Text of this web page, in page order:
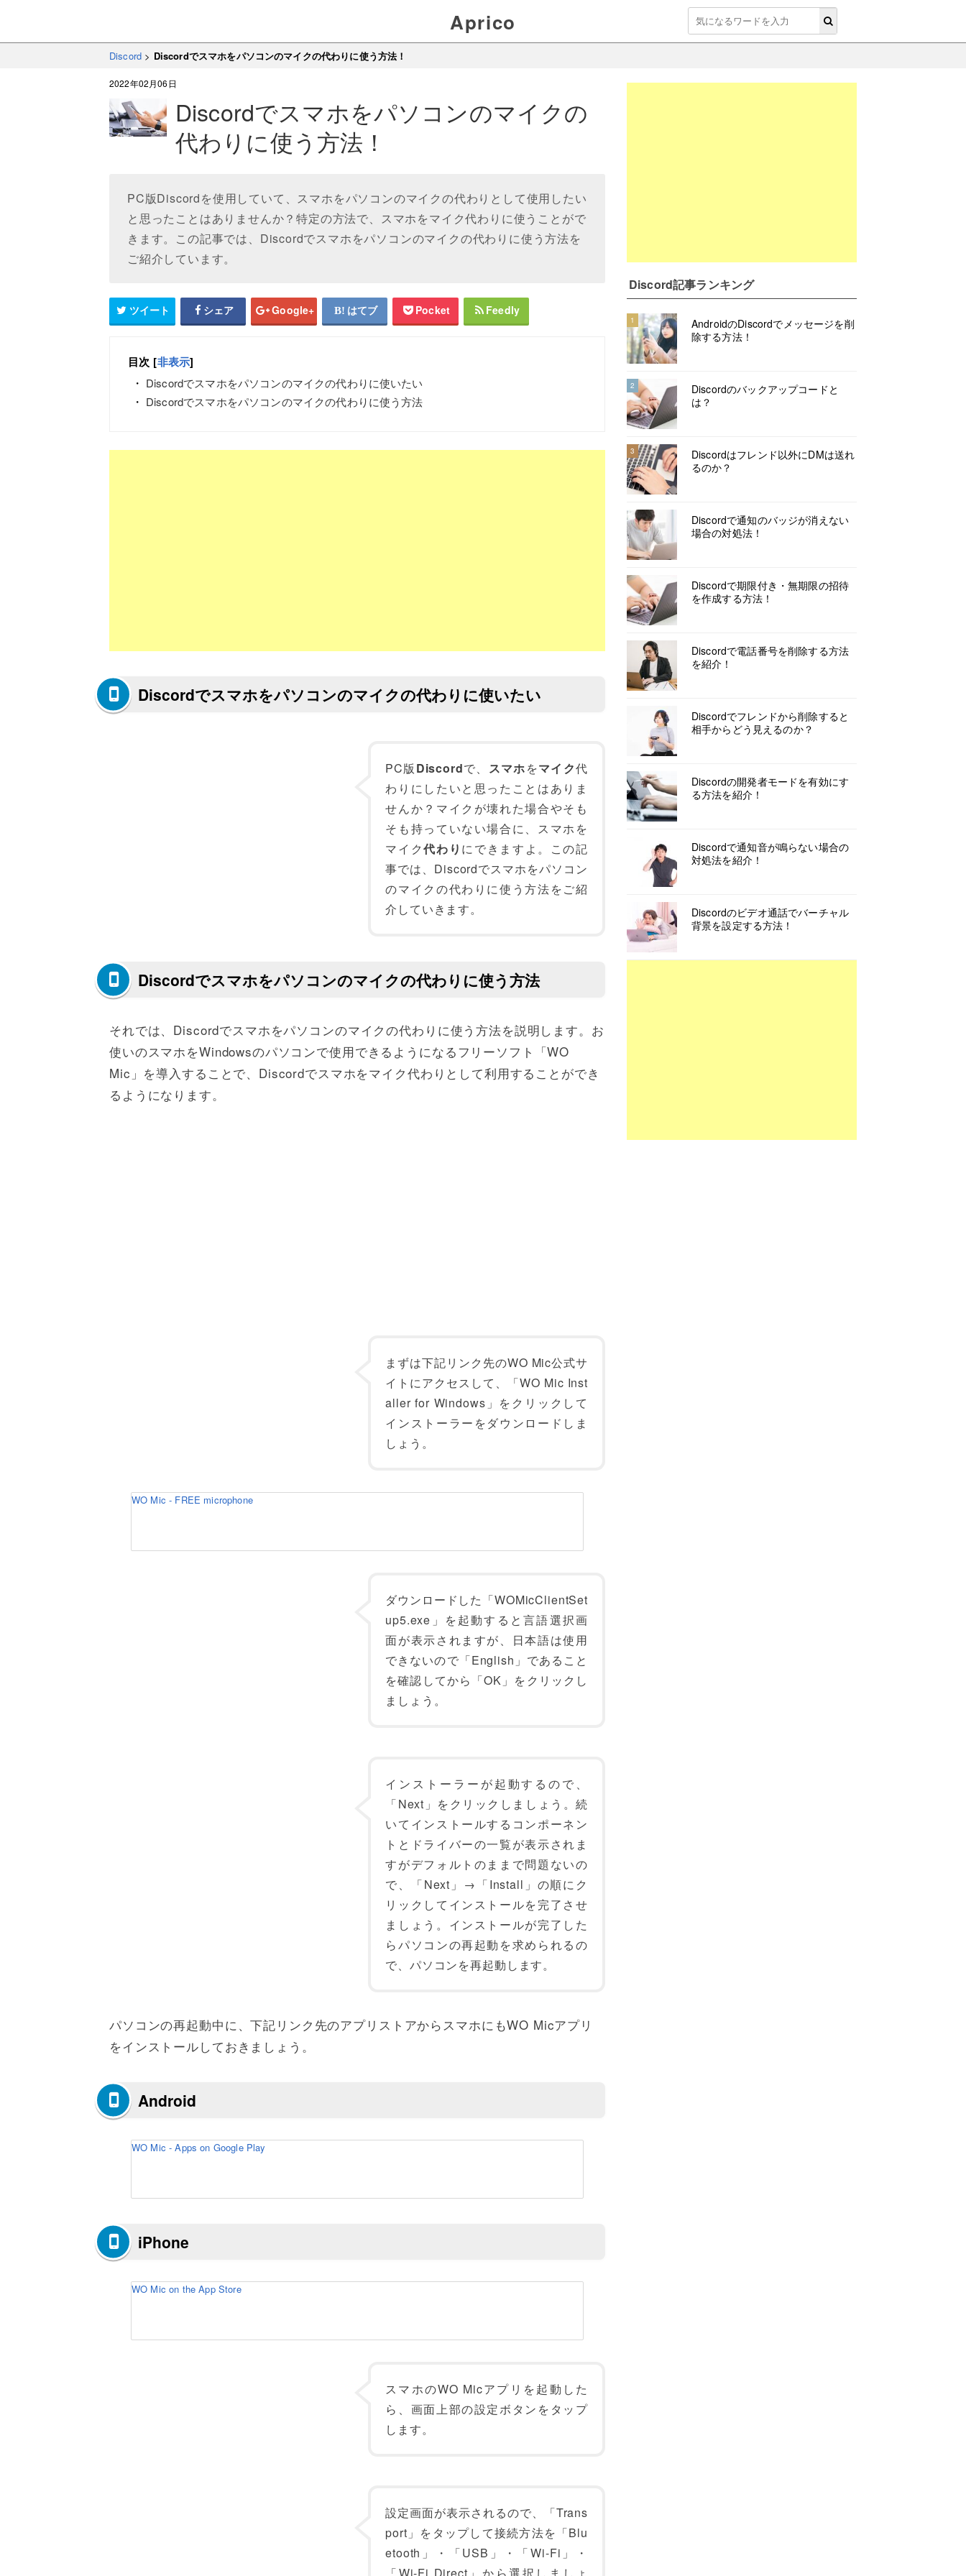
Aprico
Discord > Discordでスマホをパソコンのマイクの代わりに使う方法！
2022年02月06日
Discordでスマホをパソコンのマイクの
代わりに使う方法！
PC版Discordを使用していて、スマホをパソコンのマイクの代わりとして使用したい
と思ったことはありませんか？特定の方法で、スマホをマイク代わりに使うことがで
きます。この記事では、Discordでスマホをパソコンのマイクの代わりに使う方法を
ご紹介しています。
ツイート シェア Google+ はてブ Pocket Feedly
目次 [非表示]
Discordでスマホをパソコンのマイクの代わりに使いたい
Discordでスマホをパソコンのマイクの代わりに使う方法
Discordでスマホをパソコンのマイクの代わりに使いたい
PC版 Discordで、 スマホをマイク代
わりにしたいと思ったことはありま
せんか？マイクが壊れた場合やそも
そも持っていない場合に、スマホを
マイク代わり にできますよ。この記
事では、Discordでスマホをパソコン
のマイクの代わりに使う方法をご紹
介していきます。
Discordでスマホをパソコンのマイクの代わりに使う方法
それでは、Discordでスマホをパソコンのマイクの代わりに使う方法を説明します。お
使いのスマホをWindowsのパソコンで使用できるようになるフリーソフト「WO
Mic」を導入することで、Discordでスマホをマイク代わりとして利用することができ
るようになります。
まずは下記リンク先のWO Mic公式サ
イトにアクセスして、「WO Mic Inst
aller for Windows」をクリックして
インストーラーをダウンロードしま
しょう。
WO Mic - FREE microphone
ダウンロードした「WOMicClientSet
up5.exe」を起動すると言語選択画
面が表示されますが、日本語は使用
できないので「English」であること
を確認してから「OK」をクリックし
ましょう。
インストーラーが起動するので、
「Next」をクリックしましょう。続
いてインストールするコンポーネン
トとドライバーの一覧が表示されま
すがデフォルトのままで問題ないの
で、「Next」→「Install」の順にク
リックしてインストールを完了させ
ましょう。インストールが完了した
らパソコンの再起動を求められるの
で、パソコンを再起動します。
パソコンの再起動中に、下記リンク先のアプリストアからスマホにもWO Micアプリ
をインストールしておきましょう。
Android
WO Mic - Apps on Google Play
iPhone
WO Mic on the App Store
スマホのWO Micアプリを起動した
ら、画面上部の設定ボタンをタップ
します。
設定画面が表示されるので、「Trans
port」をタップして接続方法を「Blu
etooth」・「USB」・「Wi-Fi」・
Discord記事ランキング
1
AndroidのDiscordでメッセージを削
除する方法！
2
Discordのバックアップコードと
は？
3
Discordはフレンド以外にDMは送れ
るのか？
Discordで通知のバッジが消えない
場合の対処法！
Discordで期限付き・無期限の招待
を作成する方法！
Discordで電話番号を削除する方法
を紹介！
Discordでフレンドから削除すると
相手からどう見えるのか？
Discordの開発者モードを有効にす
る方法を紹介！
Discordで通知音が鳴らない場合の
対処法を紹介！
Discordのビデオ通話でバーチャル
背景を設定する方法！